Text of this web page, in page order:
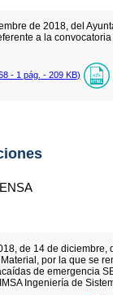
de 2018, del
a la
- 1 pág. - 209 KB)
de 14 de diciembre,
por la que se
de emergencia
Ingeniería de